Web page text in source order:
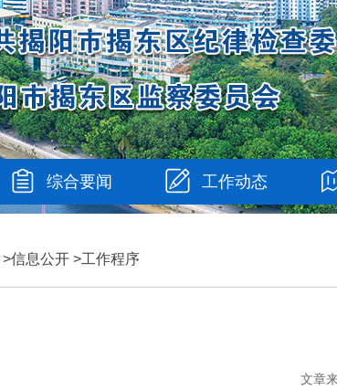
综合要闻 工作动态
>信息公开 >工作程序
文章